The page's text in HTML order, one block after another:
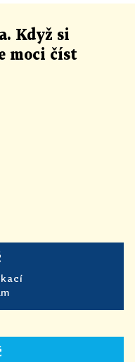
Když si
moci číst